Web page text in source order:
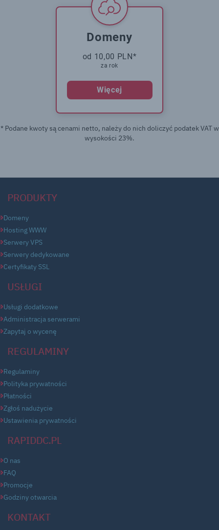
Domeny
od 10,00 PLN*
za rok
Więcej
* Podane kwoty są cenami netto, należy do nich doliczyć podatek VAT w
wysokości 23%.
PRODUKTY
Domeny
Hosting WWW
Serwery VPS
Serwery dedykowane
Certyfikaty SSL
USŁUGI
Usługi dodatkowe
Administracja serwerami
Zapytaj o wycenę
REGULAMINY
Regulaminy
Polityka prywatności
Płatności
Zgłoś nadużycie
Ustawienia prywatności
RAPIDDC.PL
O nas
FAQ
Promocje
Godziny otwarcia
KONTAKT